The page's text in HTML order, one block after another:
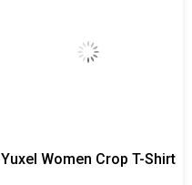
Yuxel Women Crop T-Shirt